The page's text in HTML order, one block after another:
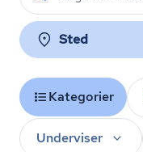
Sted
Kategorier
Underviser